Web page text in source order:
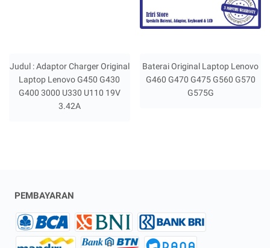
Judul : Adaptor Charger Original
Laptop Lenovo G450 G430
G400 3000 U330 U110 19V
3.42A
Baterai Original Laptop Lenovo
G460 G470 G475 G560 G570
G575G
PEMBAYARAN